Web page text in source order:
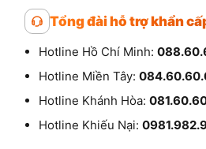
Tổng đài hỗ trợ khẩn
Hotline Hồ Chí Minh:
Hotline Miền Tây:
Hotline Khánh Hòa:
Hotline Khiếu Nại: